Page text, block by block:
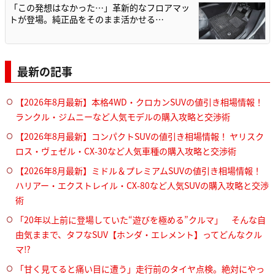
「この発想はなかった…」革新的なフロアマッ
トが登場。純正品をそのまま活かせる…
最新の記事
【2026年8月最新】本格4WD・クロカンSUVの値引き相場情報！
ランクル・ジムニーなど人気モデルの購入攻略と交渉術
【2026年8月最新】コンパクトSUVの値引き相場情報！ ヤリスク
ロス・ヴェゼル・CX-30など人気車種の購入攻略と交渉術
【2026年8月最新】ミドル＆プレミアムSUVの値引き相場情報！
ハリアー・エクストレイル・CX-80など人気SUVの購入攻略と交渉
術
「20年以上前に登場していた“遊びを極める”クルマ」 そんな自
由気ままで、タフなSUV【ホンダ・エレメント】ってどんなクル
マ⁉︎
「甘く見てると痛い目に遭う」走行前のタイヤ点検。絶対にやっ